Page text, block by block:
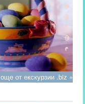
още от екскурзии .biz »